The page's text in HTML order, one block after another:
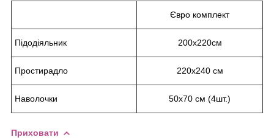
Євро комплект
Підодіяльник 200x220см
Простирадло 220х240 см
Наволочки 50х70 см (4шт.)
Приховати